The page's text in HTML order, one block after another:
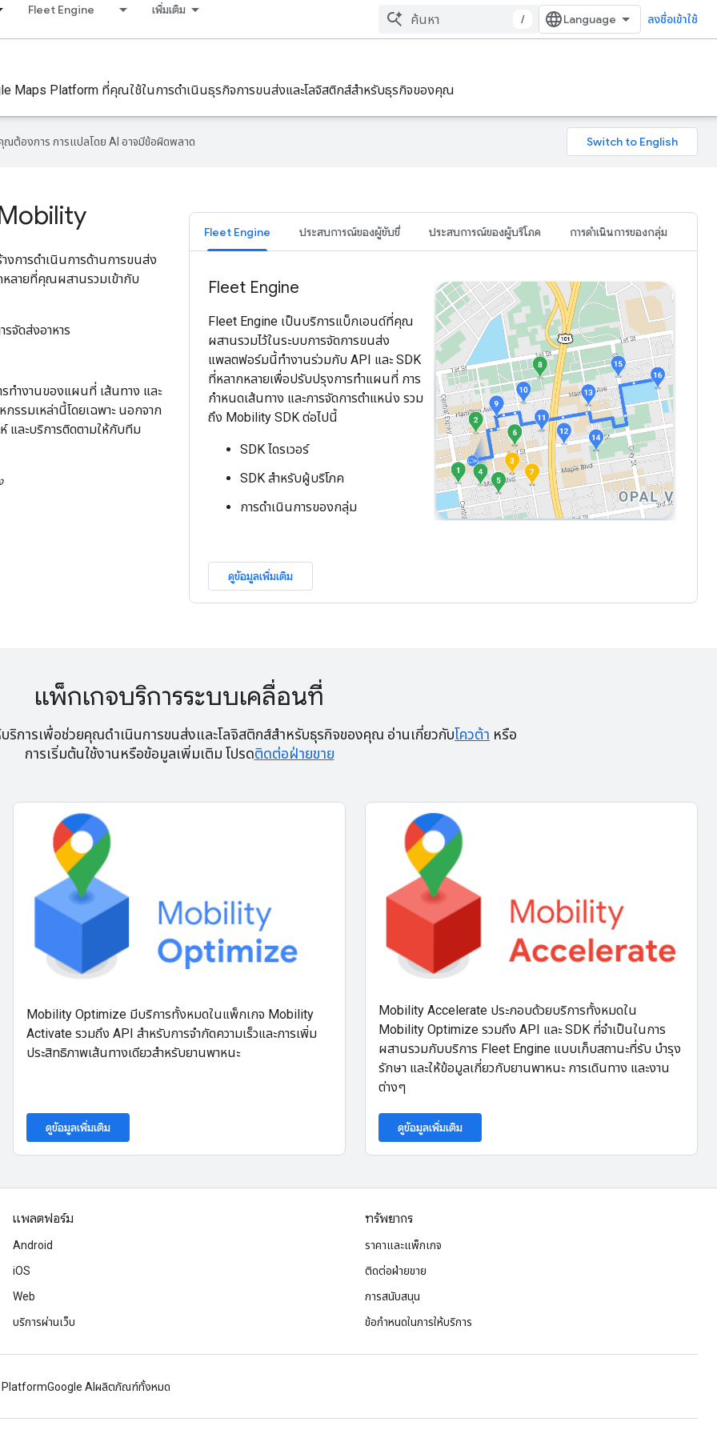
Fleet Engine เพิ่มเติม
/ ลงชื่อเข้าใช้
Maps Platform ที่คุณใช้ในการดําเนินธุรกิจการขนส่งและโลจิสติกส์สําหรับธุรกิจของคุณ
คุณต้องการ การแปลโดย AI อาจมีข้อผิดพลาด
Fleet Engine ประสบการณ์ของผู้ขับขี่ ประสบการณ์ของผู้บริโภค การดำเนินการของกลุ่ม
Fleet Engine
Fleet Engine เป็นบริการแบ็กเอนด์ที่คุณ
ผสานรวมไว้ในระบบการจัดการขนส่ง
แพลตฟอร์มนี้ทำงานร่วมกับ API และ SDK
ที่หลากหลายเพื่อปรับปรุงการทำแผนที่ การ
กำหนดเส้นทาง และการจัดการตำแหน่ง รวม
ถึง Mobility SDK ต่อไปนี้
SDK ไดรเวอร์
SDK สำหรับผู้บริโภค
การดำเนินการของกลุ่ม
ดูข้อมูลเพิ่มเติม
การดำเนินการด้านการขนส่ง
หลายที่คุณผสานรวมเข้ากับ
จัดส่งอาหาร
ทำงานของแผนที่ เส้นทาง และ
รรมเหล่านี้โดยเฉพาะ นอกจาก
และบริการติดตามให้กับทีม
แพ็กเกจบริการระบบเคลื่อนที่
ริการเพื่อช่วยคุณดำเนินการขนส่งและโลจิสติกส์สำหรับธุรกิจของคุณ อ่านเกี่ยวกับโควต้า หรือ
การเริ่มต้นใช้งานหรือข้อมูลเพิ่มเติม โปรดติดต่อฝ่ายขาย
Mobility Optimize มีบริการทั้งหมดในแพ็กเกจ Mobility
Activate รวมถึง API สำหรับการจำกัดความเร็วและการเพิ่ม
ประสิทธิภาพเส้นทางเดียวสำหรับยานพาหนะ
ดูข้อมูลเพิ่มเติม
Mobility Accelerate ประกอบด้วยบริการทั้งหมดใน
Mobility Optimize รวมถึง API และ SDK ที่จำเป็นในการ
ผสานรวมกับบริการ Fleet Engine แบบเก็บสถานะที่รับ บำรุง
รักษา และให้ข้อมูลเกี่ยวกับยานพาหนะ การเดินทาง และงาน
ต่างๆ
ดูข้อมูลเพิ่มเติม
แพลตฟอร์ม
Android
iOS
Web
บริการผ่านเว็บ
ทรัพยากร
ราคาและแพ็กเกจ
ติดต่อฝ่ายขาย
การสนับสนุน
ข้อกำหนดในการให้บริการ
PlatformGoogle AI ผลิตภัณฑ์ทั้งหมด